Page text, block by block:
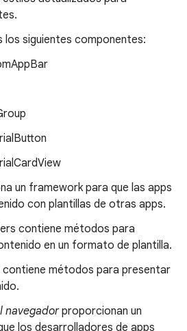
los siguientes componentes:
un framework para que las apps
con plantillas de otras apps.
contiene métodos para
en un formato de plantilla.
contiene métodos para presentar
navegadorproporcionan un
los desarrolladores de apps